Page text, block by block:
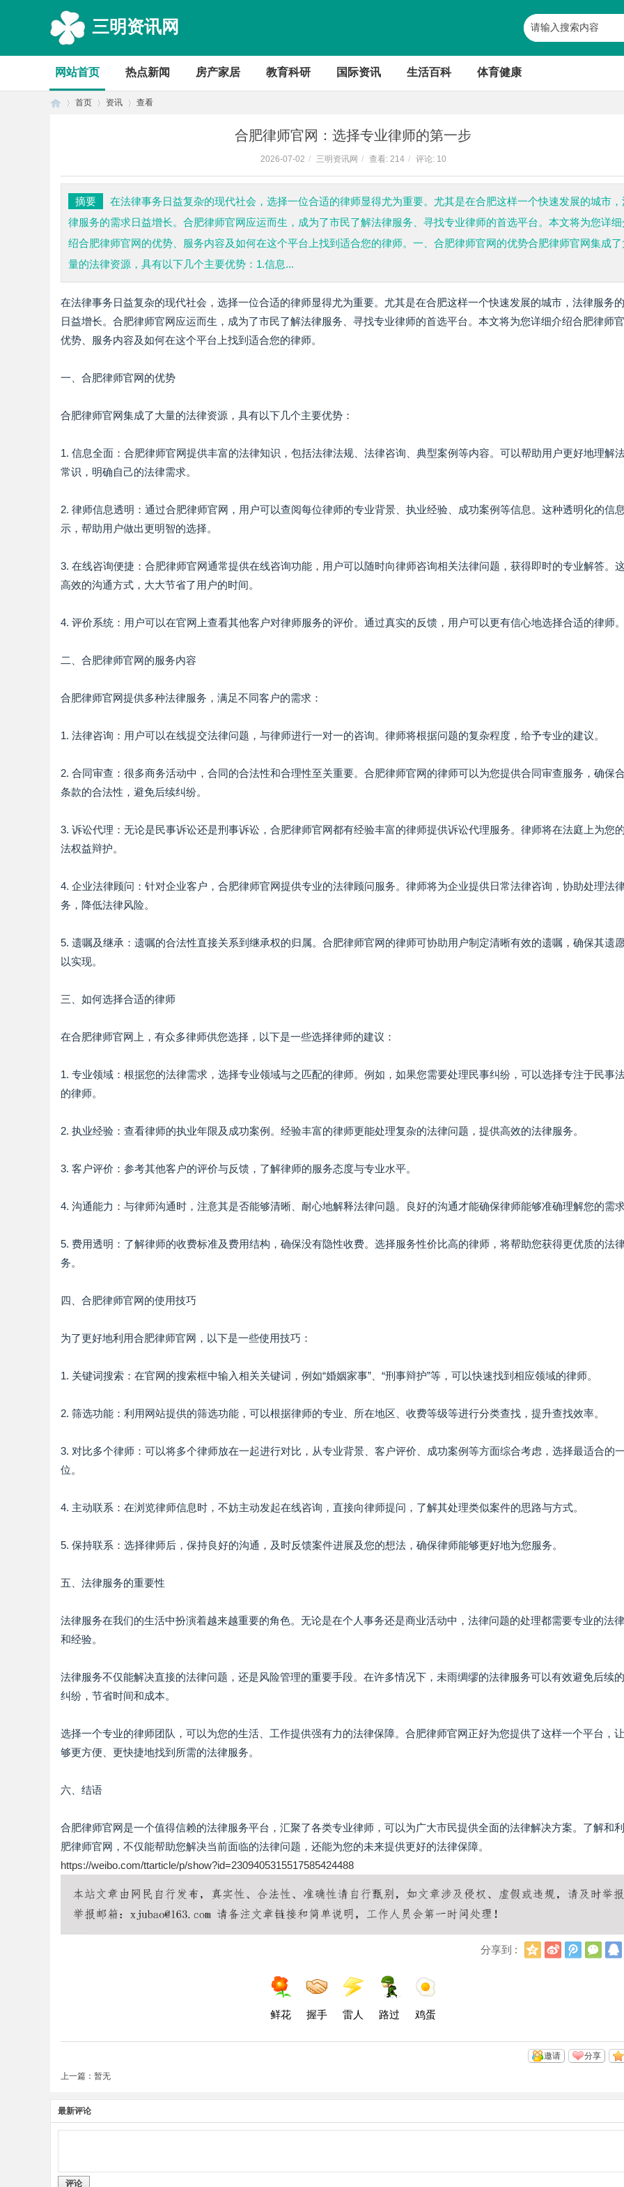
三明资讯网
网站首页 热点新闻 房产家居 教育科研 国际资讯 生活百科 体育健康
首页 资讯 查看
合肥律师官网：选择专业律师的第一步
2026-07-02 / 三明资讯网 / 查看: 214 / 评论: 10
摘要
在法律事务日益复杂的现代社会，选择一位合适的律师显得尤为重要。尤其是在合肥这样一个快速发展的城市，
律服务的需求日益增长。合肥律师官网应运而生，成为了市民了解法律服务、寻找专业律师的首选平台。本文将为您详细
绍合肥律师官网的优势、服务内容及如何在这个平台上找到适合您的律师。一、合肥律师官网的优势合肥律师官网集成了
量的法律资源，具有以下几个主要优势：1.信息...
在法律事务日益复杂的现代社会，选择一位合适的律师显得尤为重要。尤其是在合肥这样一个快速发展的城市，法律服务
日益增长。合肥律师官网应运而生，成为了市民了解法律服务、寻找专业律师的首选平台。本文将为您详细介绍合肥律师
优势、服务内容及如何在这个平台上找到适合您的律师。
一、合肥律师官网的优势
合肥律师官网集成了大量的法律资源，具有以下几个主要优势：
1. 信息全面：合肥律师官网提供丰富的法律知识，包括法律法规、法律咨询、典型案例等内容。可以帮助用户更好地理解
常识，明确自己的法律需求。
2. 律师信息透明：通过合肥律师官网，用户可以查阅每位律师的专业背景、执业经验、成功案例等信息。这种透明化的信
示，帮助用户做出更明智的选择。
3. 在线咨询便捷：合肥律师官网通常提供在线咨询功能，用户可以随时向律师咨询相关法律问题，获得即时的专业解答。
高效的沟通方式，大大节省了用户的时间。
4. 评价系统：用户可以在官网上查看其他客户对律师服务的评价。通过真实的反馈，用户可以更有信心地选择合适的律师
二、合肥律师官网的服务内容
合肥律师官网提供多种法律服务，满足不同客户的需求：
1. 法律咨询：用户可以在线提交法律问题，与律师进行一对一的咨询。律师将根据问题的复杂程度，给予专业的建议。
2. 合同审查：很多商务活动中，合同的合法性和合理性至关重要。合肥律师官网的律师可以为您提供合同审查服务，确保
条款的合法性，避免后续纠纷。
3. 诉讼代理：无论是民事诉讼还是刑事诉讼，合肥律师官网都有经验丰富的律师提供诉讼代理服务。律师将在法庭上为您
法权益辩护。
4. 企业法律顾问：针对企业客户，合肥律师官网提供专业的法律顾问服务。律师将为企业提供日常法律咨询，协助处理法
务，降低法律风险。
5. 遗嘱及继承：遗嘱的合法性直接关系到继承权的归属。合肥律师官网的律师可协助用户制定清晰有效的遗嘱，确保其遗
以实现。
三、如何选择合适的律师
在合肥律师官网上，有众多律师供您选择，以下是一些选择律师的建议：
1. 专业领域：根据您的法律需求，选择专业领域与之匹配的律师。例如，如果您需要处理民事纠纷，可以选择专注于民事
的律师。
2. 执业经验：查看律师的执业年限及成功案例。经验丰富的律师更能处理复杂的法律问题，提供高效的法律服务。
3. 客户评价：参考其他客户的评价与反馈，了解律师的服务态度与专业水平。
4. 沟通能力：与律师沟通时，注意其是否能够清晰、耐心地解释法律问题。良好的沟通才能确保律师能够准确理解您的需
5. 费用透明：了解律师的收费标准及费用结构，确保没有隐性收费。选择服务性价比高的律师，将帮助您获得更优质的法
务。
四、合肥律师官网的使用技巧
为了更好地利用合肥律师官网，以下是一些使用技巧：
1. 关键词搜索：在官网的搜索框中输入相关关键词，例如“婚姻家事”、“刑事辩护”等，可以快速找到相应领域的律师。
2. 筛选功能：利用网站提供的筛选功能，可以根据律师的专业、所在地区、收费等级等进行分类查找，提升查找效率。
3. 对比多个律师：可以将多个律师放在一起进行对比，从专业背景、客户评价、成功案例等方面综合考虑，选择最适合的
位。
4. 主动联系：在浏览律师信息时，不妨主动发起在线咨询，直接向律师提问，了解其处理类似案件的思路与方式。
5. 保持联系：选择律师后，保持良好的沟通，及时反馈案件进展及您的想法，确保律师能够更好地为您服务。
五、法律服务的重要性
法律服务在我们的生活中扮演着越来越重要的角色。无论是在个人事务还是商业活动中，法律问题的处理都需要专业的法
和经验。
法律服务不仅能解决直接的法律问题，还是风险管理的重要手段。在许多情况下，未雨绸缪的法律服务可以有效避免后续
纠纷，节省时间和成本。
选择一个专业的律师团队，可以为您的生活、工作提供强有力的法律保障。合肥律师官网正好为您提供了这样一个平台，
够更方便、更快捷地找到所需的法律服务。
六、结语
合肥律师官网是一个值得信赖的法律服务平台，汇聚了各类专业律师，可以为广大市民提供全面的法律解决方案。了解和
肥律师官网，不仅能帮助您解决当前面临的法律问题，还能为您的未来提供更好的法律保障。
https://weibo.com/ttarticle/p/show?id=2309405315517585424488
分享到 :
Q
新
浪
腾
讯
微
信
鲜花 握手 雷人 路过 鸡蛋
分享
邀请
上一篇：暂无
最新评论
评论